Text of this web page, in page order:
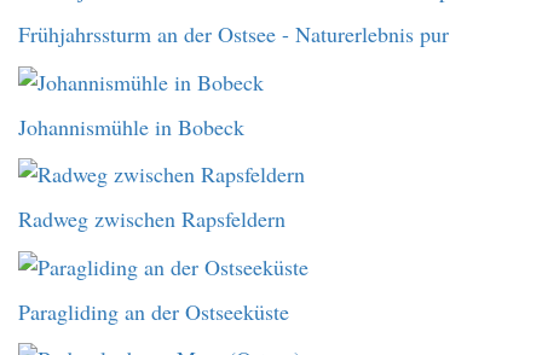
Frühjahrssturm an der Ostsee - Naturerlebnis pur
Johannismühle in Bobeck
Radweg zwischen Rapsfeldern
Paragliding an der Ostseeküste